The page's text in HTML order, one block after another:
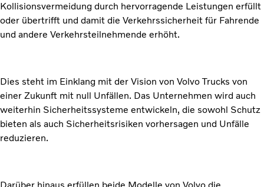
Kollisionsvermeidung durch hervorragende Leistungen erfüllt
oder übertrifft und damit die Verkehrssicherheit für Fahrende
und andere Verkehrsteilnehmende erhöht.
Dies steht im Einklang mit der Vision von Volvo Trucks von
einer Zukunft mit null Unfällen. Das Unternehmen wird auch
weiterhin Sicherheitssysteme entwickeln, die sowohl Schutz
bieten als auch Sicherheitsrisiken vorhersagen und Unfälle
reduzieren.